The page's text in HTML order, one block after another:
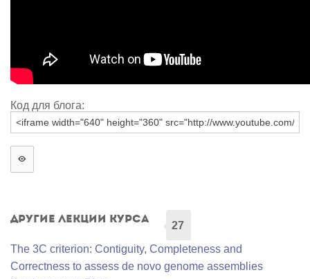
Код для блога:
Другие лекции курса
27
The 3C criterion: Contiguity, Completeness and
Correctness to assess de novo genome assemblies